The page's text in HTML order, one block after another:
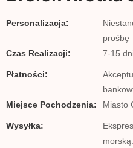
Personalizacja:
prośbę
Czas Realizacji:
7-15
Płatności:
Miejsce Pochodzenia:
Miasto
Wysyłka: